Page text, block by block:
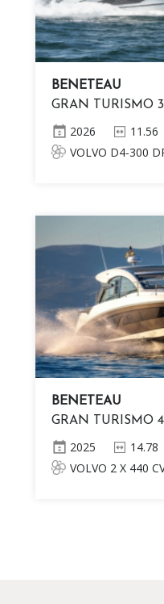
BENETEAU
GRAN TURISMO
2026
11.56
VOLVO D4-300
BENETEAU
GRAN TURISMO
2025
14.78
VOLVO 2 X 440